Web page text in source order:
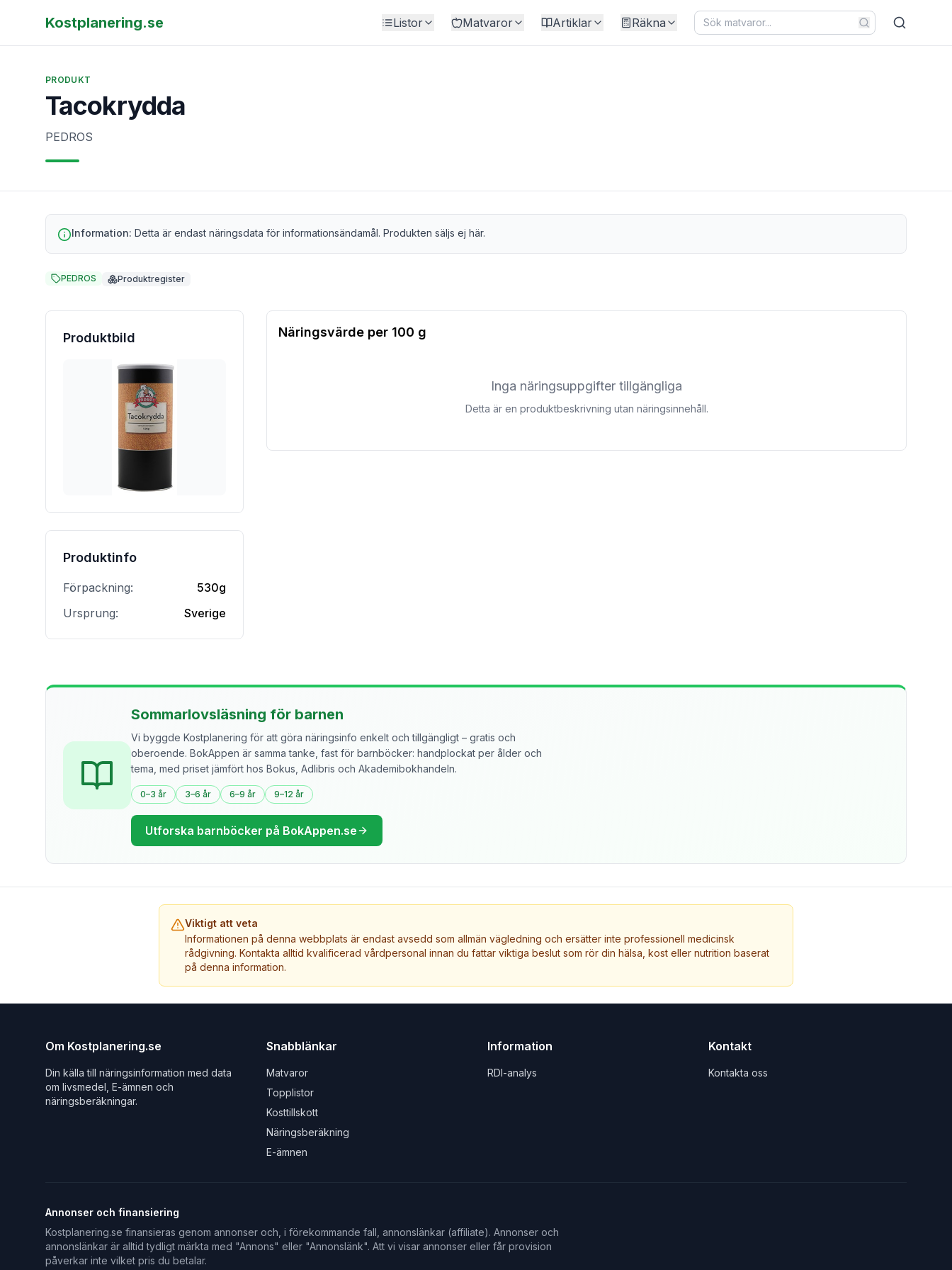
Kostplanering.se Listor Matvaror Artiklar Räkna
PRODUKT
Tacokrydda
PEDROS
Information: Detta är endast näringsdata för informationsändamål. Produkten säljs ej här.
PEDROS Produktregister
Produktbild
Produktinfo
Förpackning:
530g
Ursprung:
Sverige
Näringsvärde per 100 g
Inga näringsuppgifter tillgängliga
Detta är en produktbeskrivning utan näringsinnehåll.
Sommarlovsläsning för barnen
Vi byggde Kostplanering för att göra näringsinfo enkelt och tillgängligt – gratis och
oberoende. BokAppen är samma tanke, fast för barnböcker: handplockat per ålder och
tema, med priset jämfört hos Bokus, Adlibris och Akademibokhandeln.
0–3 år 3–6 år 6–9 år 9–12 år
Utforska barnböcker på BokAppen.se
Viktigt att veta
Informationen på denna webbplats är endast avsedd som allmän vägledning och ersätter inte professionell medicinsk
rådgivning. Kontakta alltid kvalificerad vårdpersonal innan du fattar viktiga beslut som rör din hälsa, kost eller nutrition baserat
på denna information.
Om Kostplanering.se
Din källa till näringsinformation med data
om livsmedel, E-ämnen och
näringsberäkningar.
Snabblänkar
Matvaror
Topplistor
Kosttillskott
Näringsberäkning
E-ämnen
Information
RDI-analys
Kontakt
Kontakta oss
Annonser och finansiering
Kostplanering.se finansieras genom annonser och, i förekommande fall, annonslänkar (affiliate). Annonser och
annonslänkar är alltid tydligt märkta med "Annons" eller "Annonslänk". Att vi visar annonser eller får provision
påverkar inte vilket pris du betalar.